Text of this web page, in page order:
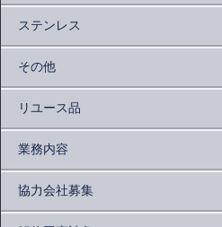
ステンレス
その他
リユース品
業務内容
協力会社募集